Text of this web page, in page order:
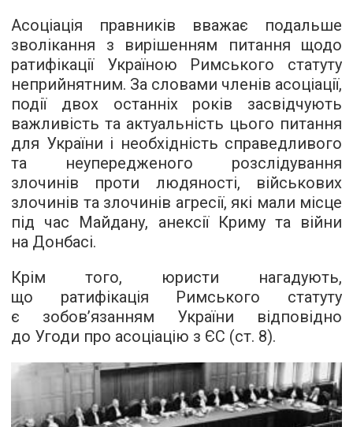
Асоціація правників вважає подальше
зволікання з вирішенням питання щодо
ратифікації Україною Римського статуту
неприйнятним. За словами членів асоціації,
події двох останніх років засвідчують
важливість та актуальність цього питання
для України і необхідність справедливого
та неупередженого розслідування
злочинів проти людяності, військових
злочинів та злочинів агресії, які мали місце
під час Майдану, анексії Криму та війни
на Донбасі.
Крім того, юристи нагадують,
що ратифікація Римського статуту
є зобов’язанням України відповідно
до Угоди про асоціацію з ЄС (ст. 8).